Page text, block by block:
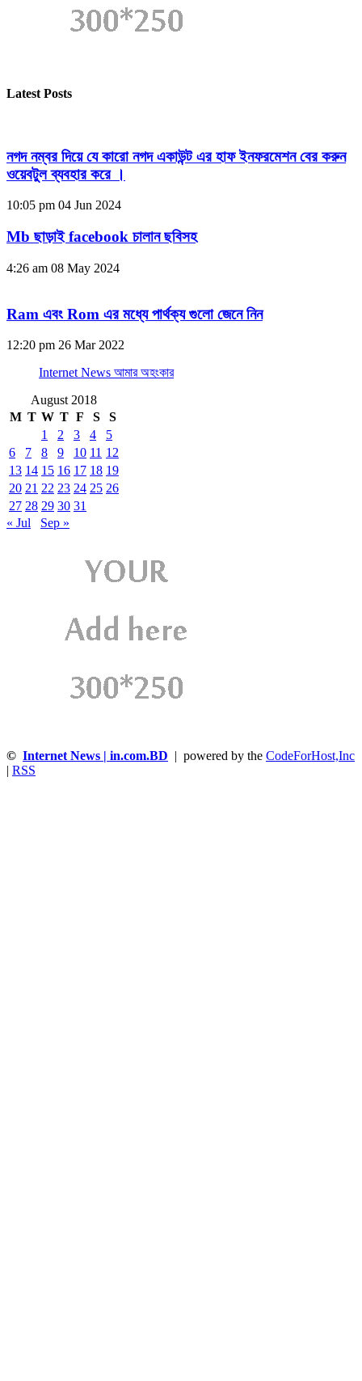
Latest Posts
নগদ নম্বর দিয়ে যে কারো নগদ একাউন্ট এর হাফ ইনফরমেশন বের করুন
ওয়েবটুল ব্যবহার করে ।
10:05 pm 04 Jun 2024
Mb ছাড়াই facebook চালান ছবিসহ
4:26 am 08 May 2024
Ram এবং Rom এর মধ্যে পার্থক্য গুলো জেনে নিন
12:20 pm 26 Mar 2022
Internet News আমার অহংকার
August 2018
M T W T F S
S
1
2 3 4
5
6
7 8 9 10 11 12
13 14 15 16 17 18 19
20 21 22 23 24 25 26
27 28 29 30 31
« Jul
Sep »
© Internet News | in.com.BD | powered by the CodeForHost,Inc
| RSS